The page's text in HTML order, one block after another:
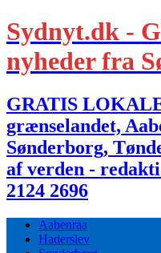
Sydnyt.dk -
nyheder fra
GRATIS
grænselandet,
Sønderborg,
af verden -
2124 2696
Aabenraa
Haderslev